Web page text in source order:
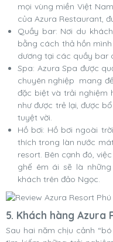
mọi vùng miền Việt
của Azura Restaurant,
Quầy bar: Nơi du
bằng cách thả hồn
dương tại các quầy bar
Spa: ​​Azura Spa được
chuyên nghiệp mang
đặc biệt và trải nghiệm
như được trẻ lại, được
tuyệt vời.
Hồ bơi: Hồ bơi ngoài
thích trong làn nước
resort. Bên cạnh đó,
ghế êm ái sẽ là
khách trên đảo Ngọc.
5. Khách hàng Azura
Sau hai năm chịu cảnh